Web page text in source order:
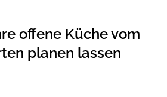
offene Küche vom
planen lassen